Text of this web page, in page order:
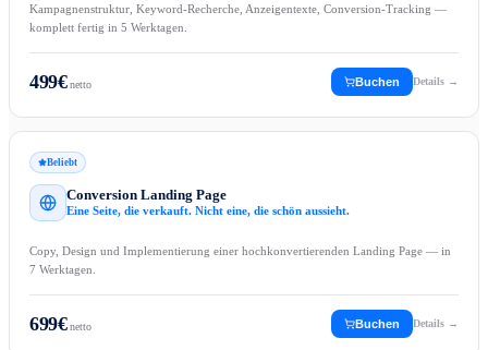
Kampagnenstruktur, Keyword-Recherche, Anzeigentexte, Conversion-Tracking —
komplett fertig in 5 Werktagen.
499€netto Buchen Details →
Beliebt
Conversion Landing Page
Eine Seite, die verkauft. Nicht eine, die schön aussieht.
Copy, Design und Implementierung einer hochkonvertierenden Landing Page — in
7 Werktagen.
699€netto Buchen Details →